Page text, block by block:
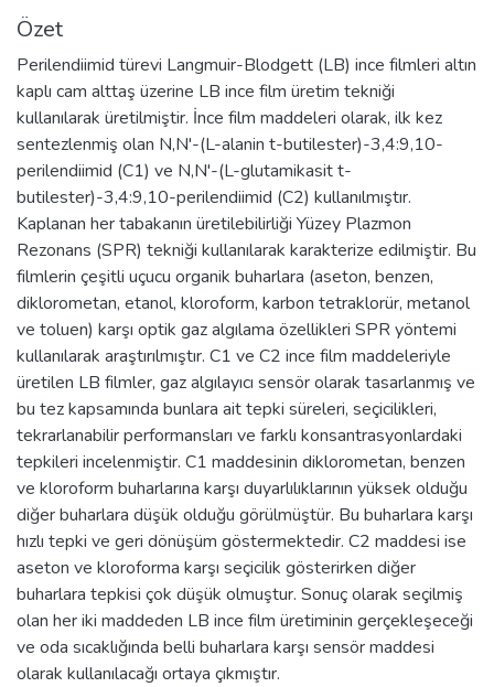
Özet
Perilendiimid türevi Langmuir-Blodgett (LB) ince filmleri altın
kaplı cam alttaş üzerine LB ince film üretim tekniği
kullanılarak üretilmiştir. İnce film maddeleri olarak, ilk kez
sentezlenmiş olan N,N'-(L-alanin t-butilester)-3,4:9,10-
perilendiimid (C1) ve N,N'-(L-glutamikasit t-
butilester)-3,4:9,10-perilendiimid (C2) kullanılmıştır.
Kaplanan her tabakanın üretilebilirliği Yüzey Plazmon
Rezonans (SPR) tekniği kullanılarak karakterize edilmiştir. Bu
filmlerin çeşitli uçucu organik buharlara (aseton, benzen,
diklorometan, etanol, kloroform, karbon tetraklorür, metanol
ve toluen) karşı optik gaz algılama özellikleri SPR yöntemi
kullanılarak araştırılmıştır. C1 ve C2 ince film maddeleriyle
üretilen LB filmler, gaz algılayıcı sensör olarak tasarlanmış ve
bu tez kapsamında bunlara ait tepki süreleri, seçicilikleri,
tekrarlanabilir performansları ve farklı konsantrasyonlardaki
tepkileri incelenmiştir. C1 maddesinin diklorometan, benzen
ve kloroform buharlarına karşı duyarlılıklarının yüksek olduğu
diğer buharlara düşük olduğu görülmüştür. Bu buharlara karşı
hızlı tepki ve geri dönüşüm göstermektedir. C2 maddesi ise
aseton ve kloroforma karşı seçicilik gösterirken diğer
buharlara tepkisi çok düşük olmuştur. Sonuç olarak seçilmiş
olan her iki maddeden LB ince film üretiminin gerçekleşeceği
ve oda sıcaklığında belli buharlara karşı sensör maddesi
olarak kullanılacağı ortaya çıkmıştır.